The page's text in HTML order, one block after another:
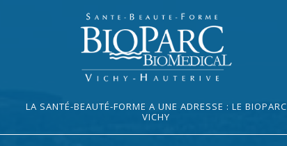
LA SANTÉ-BEAUTÉ-FORME A UNE ADRESSE : LE BIOPARC
VICHY